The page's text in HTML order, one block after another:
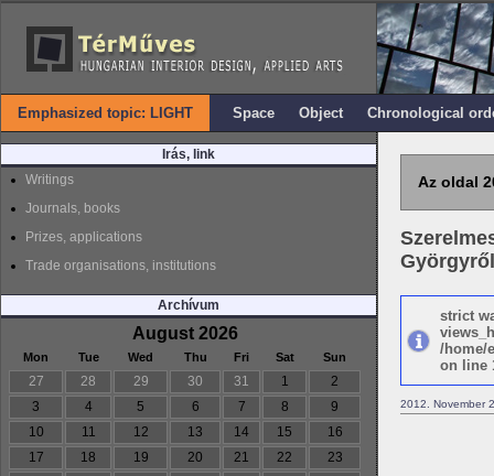
Emphasized topic: LIGHT Space Object Chronological
Irás, link
Writings
Journals, books
Prizes, applications
Trade organisations, institutions
Archívum
August 2026
Mon Tue Wed Thu Fri Sat Sun
27 28 29 30 31 1
2
3
4 5 6 7 8
9
10
11 12 13 14 15
16
17
18 19 20 21 22
23
Az oldal
strict
/home/
on line
2012. November